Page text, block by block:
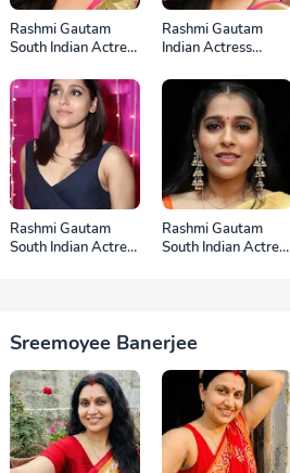
Rashmi Gautam
South Indian Actress
Rashmi Gautam
Indian Actress
Rashmi Gautam
South Indian Actress
Rashmi Gautam
South Indian Actress
Sreemoyee Banerjee